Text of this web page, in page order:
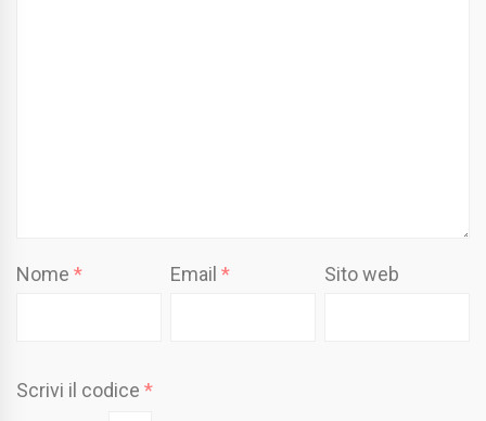
Nome * Email* Sito web
Scrivi il codice *